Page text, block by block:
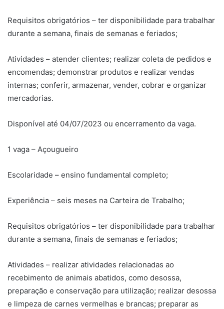
Requisitos obrigatórios – ter disponibilidade para trabalhar
durante a semana, finais de semanas e feriados;
Atividades – atender clientes; realizar coleta de pedidos e
encomendas; demonstrar produtos e realizar vendas
internas; conferir, armazenar, vender, cobrar e organizar
mercadorias.
Disponível até 04/07/2023 ou encerramento da vaga.
1 vaga – Açougueiro
Escolaridade – ensino fundamental completo;
Experiência – seis meses na Carteira de Trabalho;
Requisitos obrigatórios – ter disponibilidade para trabalhar
durante a semana, finais de semanas e feriados;
Atividades – realizar atividades relacionadas ao
recebimento de animais abatidos, como desossa,
preparação e conservação para utilização; realizar desossa
e limpeza de carnes vermelhas e brancas; preparar as